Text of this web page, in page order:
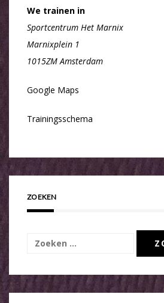
We trainen in
Sportcentrum Het Marnix
Marnixplein 1
1015ZM Amsterdam
Google Maps
Trainingsschema
ZOEKEN
Zoeken